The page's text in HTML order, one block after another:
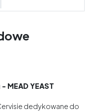
MEAD YEAST
dedykowane do